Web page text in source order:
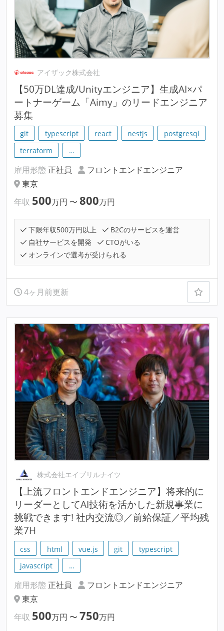
アイザック株式会社
【50万DL達成/Unityエンジニア】生成AI×パ
ートナーゲーム「Aimy」のリードエンジニア
募集
git typescript react nestjs
postgresql
terraform
…
雇用形態 正社員
フロントエンドエンジニア
東京
年収 500万円 〜 800万円
下限年収500万円以上
B2Cのサービスを運営
自社サービスを開発
CTOがいる
オンラインで選考が受けられる
4ヶ月前更新
株式会社エイプリルナイツ
【上流フロントエンドエンジニア】将来的に
リーダーとしてAI技術を活かした新規事業に
挑戦できます! 社内交流◎／前給保証／平均残
業7H
css html vue.js git
typescript
javascript
…
雇用形態 正社員
フロントエンドエンジニア
東京
年収 500万円 〜 750万円